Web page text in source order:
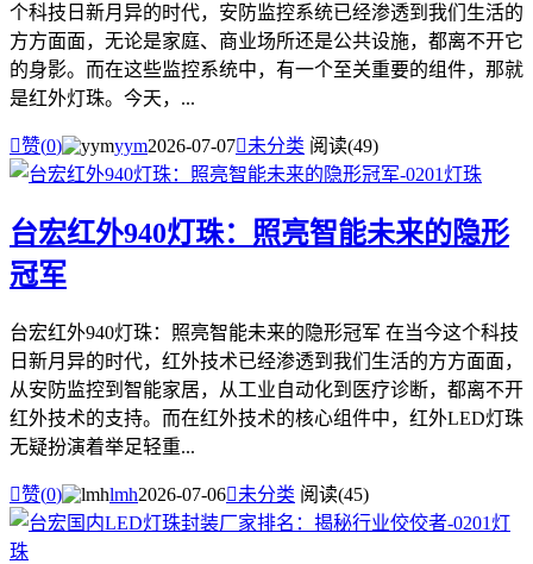
个科技日新月异的时代，安防监控系统已经渗透到我们生活的
方方面面，无论是家庭、商业场所还是公共设施，都离不开它
的身影。而在这些监控系统中，有一个至关重要的组件，那就
是红外灯珠。今天，...
赞(0) yym2026-07-07未分类 阅读(49)
台宏红外940灯珠：照亮智能未来的隐形
冠军
台宏红外940灯珠：照亮智能未来的隐形冠军 在当今这个科技
日新月异的时代，红外技术已经渗透到我们生活的方方面面，
从安防监控到智能家居，从工业自动化到医疗诊断，都离不开
红外技术的支持。而在红外技术的核心组件中，红外LED灯珠
无疑扮演着举足轻重...
赞(0) lmh2026-07-06未分类 阅读(45)